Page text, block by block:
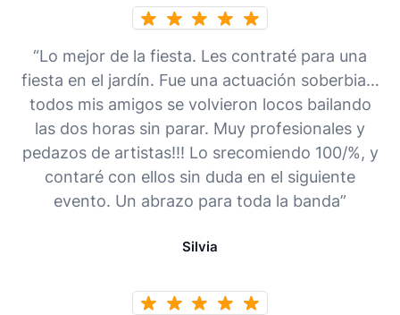
“Lo mejor de la fiesta. Les contraté para una
fiesta en el jardín. Fue una actuación soberbia…
todos mis amigos se volvieron locos bailando
las dos horas sin parar. Muy profesionales y
pedazos de artistas!!! Lo srecomiendo 100/%, y
contaré con ellos sin duda en el siguiente
evento. Un abrazo para toda la banda”
Silvia